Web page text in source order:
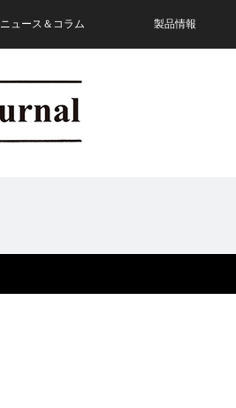
ニュース＆コラム 製品情報